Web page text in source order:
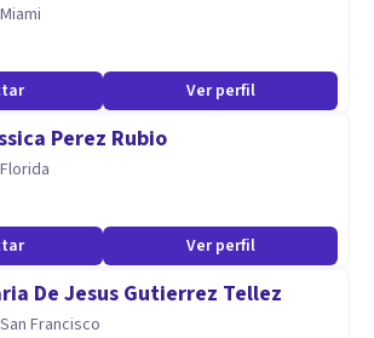
Miami
Ver perfil
Perez Rubio
Florida
Ver perfil
De Jesus Gutierrez Tellez
San Francisco